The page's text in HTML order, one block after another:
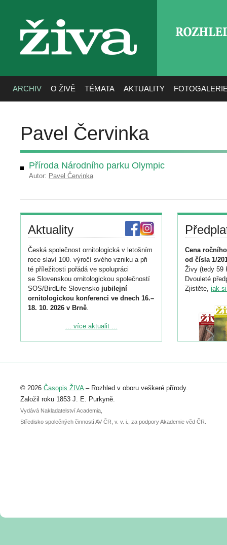
živa
ARCHIV O ŽIVĚ TÉMATA AKTUALITY
Pavel Červinka
Příroda Národního parku Olympic
Autor: Pavel Červinka
Aktuality
Česká společnost ornitologická v letošním
roce slaví 100. výročí svého vzniku a při
té příležitosti pořádá ve spolupráci
se Slovenskou ornitologickou společností
SOS/BirdLife Slovensko jubilejní
ornitologickou konferenci ve dnech 16.–
18. 10. 2026 v Brně.
Podrobnější informace ke konferenci
Registrovat se můžete do 6. září.
abstraktu přihlášené přednášky nebo
posteru je už 30. června.
... více aktualit ...
Cena
od čísla 1/
Živy (tedy 59
Dvouleté
Zjistěte, jak
© 2026 Časopis ŽIVA– Rozhled v oboru veškeré přírody.
Založil roku 1853 J. E. Purkyně.
Vydává Nakladatelství Academia,
Středisko společných činností AV ČR, v. v. i., za podpory Akademie věd ČR.